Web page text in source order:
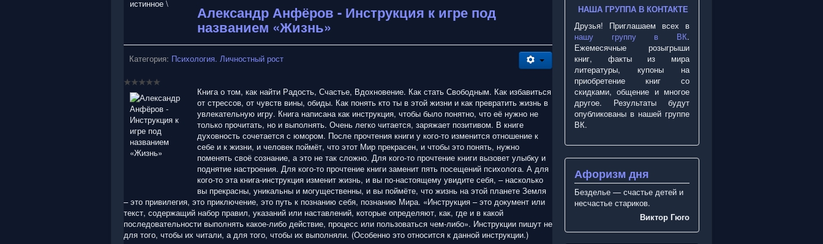
Александр Анфёров - Инструкция к игре под
названием «Жизнь»
Категория: Психология. Личностный рост
Книга о том, как найти Радость, Счастье, Вдохновение. Как стать Свободным. Как избавиться
от стрессов, от чувств вины, обиды. Как понять кто ты в этой жизни и как превратить жизнь в
увлекательную игру. Книга написана как инструкция, чтобы было понятно, что её нужно не
только прочитать, но и выполнять. Очень легко читается, заряжает позитивом. В книге
духовность сочетается с юмором. После прочтения книги у кого-то изменится отношение к
себе и к жизни, и человек поймёт, что этот Мир прекрасен, и чтобы это понять, нужно
поменять своё сознание, а это не так сложно. Для кого-то прочтение книги вызовет улыбку и
поднятие настроения. Для кого-то прочтение книги заменит пять посещений психолога. А для
кого-то эта книга-инструкция изменит жизнь, и вы по-настоящему увидите себя, – насколько
вы прекрасны, уникальны и могущественны, и вы поймёте, что жизнь на этой планете Земля
– это привилегия, это приключение, это путь к познанию себя, познанию Мира. «Инструкция – это документ или
текст, содержащий набор правил, указаний или наставлений, которые определяют, как, где и в какой
последовательности выполнять какое-либо действие, процесс или пользоваться чем-либо». Инструкции пишут не
для того, чтобы их читали, а для того, чтобы их выполняли. (Особенно это относится к данной инструкции.)
НАША ГРУППА В КОНТАКТЕ
Друзья! Приглашаем всех в
нашу группу в ВК.
Ежемесячные розыгрыши
книг, факты из мира
литературы, купоны на
приобретение книг со
скидками, общение и многое
другое. Результаты будут
опубликованы в нашей группе
ВК.
Афоризм дня
Безделье — счастье детей и
несчастье стариков.
Виктор Гюго